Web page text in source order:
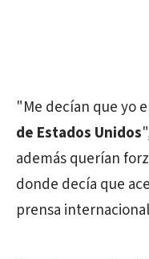
"Me decían que yo
de Estados Unidos
además querían
donde decía que
prensa